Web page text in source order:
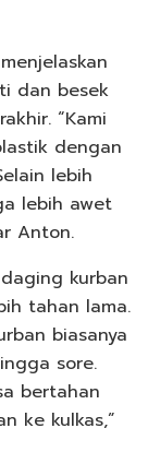
dan besek
“Kami
dengan
lebih
lebih awet
Anton.
kurban
tahan lama.
biasanya
sore.
bertahan
ke kulkas,”